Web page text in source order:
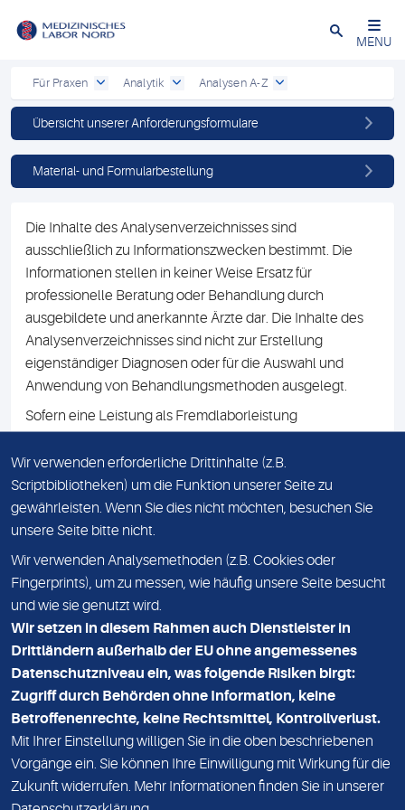
Schließen
MENU
Für Praxen Analytik Analysen A-Z
Übersicht unserer Anforderungsformulare
Material- und Formularbestellung
Die Inhalte des Analysenverzeichnisses sind
ausschließlich zu Informationszwecken bestimmt. Die
Informationen stellen in keiner Weise Ersatz für
professionelle Beratung oder Behandlung durch
ausgebildete und anerkannte Ärzte dar. Die Inhalte des
Analysenverzeichnisses sind nicht zur Erstellung
eigenständiger Diagnosen oder für die Auswahl und
Anwendung von Behandlungsmethoden ausgelegt.
Sofern eine Leistung als Fremdlaborleistung
Namen des Fremdlabors mit. Mit der Beauftragung der
Fremdlaborleistung erklären Sie sich mit dieser
Vereinbarung einverstanden.
DATENSCHUTZ
KONTAKT
NEWSLETTER
ADRESSE
MVZ Medizinisches Labor Nord MLN GmbH
Essener Straße 108
22419 Hamburg
Wir verwenden erforderliche Drittinhalte (z.B.
Scriptbibliotheken) um die Funktion unserer Seite zu
gewährleisten. Wenn Sie dies nicht möchten, besuchen Sie
unsere Seite bitte nicht.
Wir verwenden Analysemethoden (z.B. Cookies oder
Fingerprints), um zu messen, wie häufig unsere Seite besucht
und wie sie genutzt wird.
Wir setzen in diesem Rahmen auch Dienstleister in
Drittländern außerhalb der EU ohne angemessenes
Datenschutzniveau ein, was folgende Risiken birgt:
Zugriff durch Behörden ohne Information, keine
Betroffenenrechte, keine Rechtsmittel, Kontrollverlust.
Mit Ihrer Einstellung willigen Sie in die oben beschriebenen
Vorgänge ein. Sie können Ihre Einwilligung mit Wirkung für die
Zukunft widerrufen. Mehr Informationen finden Sie in unserer